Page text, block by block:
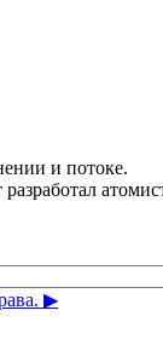
и потоке.
▶︎